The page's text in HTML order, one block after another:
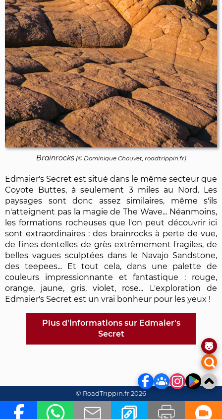
Brainrocks(© Dominique Chouvet, roadtrippin.fr)
Edmaier's Secret est situé dans le même secteur que
Coyote Buttes, à seulement 3 miles au Nord. Les
paysages sont donc assez similaires, même s'ils
n'atteignent pas la magie de The Wave... Néanmoins,
les formations rocheuses que l'on peut découvrir ici
sont extraordinaires : des brainrocks à perte de vue,
de fines dentelles de grès extrêmement fragiles, de
belles vagues sculptées dans le Navajo Sandstone,
des teepees... Et tout cela, dans une palette de
couleurs impressionnante et fantastique : rouge,
orange, jaune, gris, violet, rose... L'exploration de
Edmaier's Secret est un vrai bonheur pour les yeux !
Plus d'informations sur Edmaier's
Secret
© RoadTrippin.fr 2026